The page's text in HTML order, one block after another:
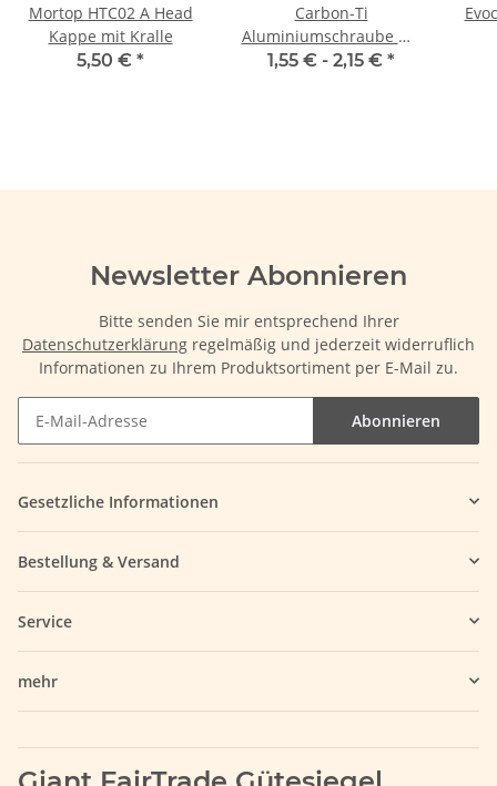
Mortop HTC02 A Head
Kappe mit Kralle
5,50 € *
Carbon-Ti
Aluminiumschraube M5
konisch
1,55 € - 2,15 € *
Newsletter Abonnieren
Bitte senden Sie mir entsprechend Ihrer
Datenschutzerklärung regelmäßig und jederzeit widerruflich
Informationen zu Ihrem Produktsortiment per E-Mail zu.
Abonnieren
Gesetzliche Informationen
Bestellung & Versand
Service
mehr